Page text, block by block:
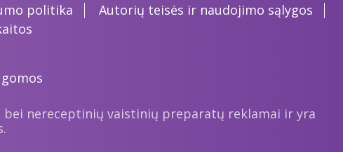
politika
Autorių teisės ir naudojimo sąlygos
nereceptinių vaistinių preparatų reklamai ir yra